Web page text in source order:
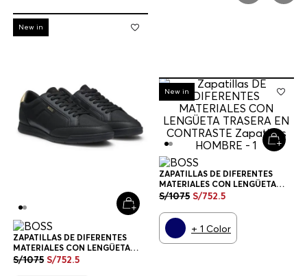
-30%
New in
ZAPATILLAS DE DIFERENTES
MATERIALES CON LENGÜETA
TRASERA EN CONTRASTE
S/1075 S/752.5
-30%
New in
ZAPATILLAS DE DIFERENTES
MATERIALES CON LENGÜETA
TRASERA EN CONTRASTE
ZAPATILLAS HOMBRE
S/1075 S/752.5
+ 1 Color